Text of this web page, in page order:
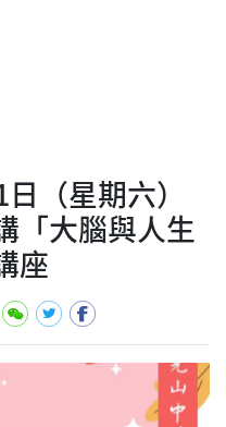
（星期六）
「大腦與人生
座